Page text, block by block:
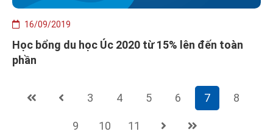
16/09/2019
Học bổng du học Úc 2020 từ 15% lên đến toàn
phần
3 4 5 6 7 8
9 10 11